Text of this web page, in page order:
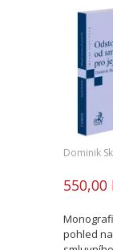
Dominik
550,00
pohled